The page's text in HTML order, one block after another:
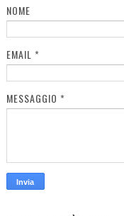
NOME
EMAIL *
MESSAGGIO *